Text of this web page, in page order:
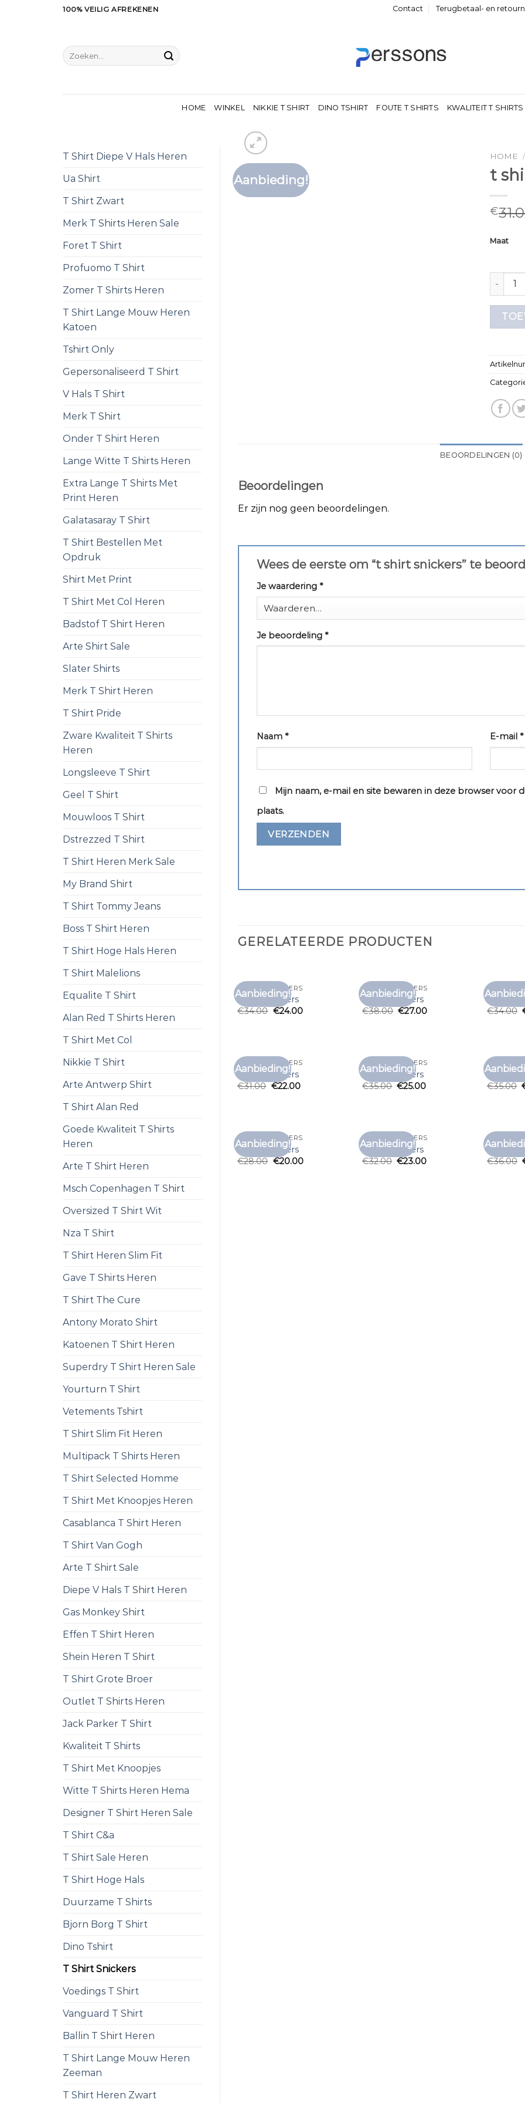
100% VEILIG AFREKENEN Contact Terugbetaal- en
Zoeken
naar:
HOME WINKEL NIKKIE T SHIRT DINO TSHIRT FOUTE T SHIRTS KWALITEIT T SHIRTS
T Shirt Diepe V Hals Heren
Ua Shirt
T Shirt Zwart
Merk T Shirts Heren Sale
Foret T Shirt
Profuomo T Shirt
Zomer T Shirts Heren
T Shirt Lange Mouw Heren
Katoen
Tshirt Only
Gepersonaliseerd T Shirt
V Hals T Shirt
Merk T Shirt
Onder T Shirt Heren
Lange Witte T Shirts Heren
Extra Lange T Shirts Met
Print Heren
Galatasaray T Shirt
T Shirt Bestellen Met
Opdruk
Shirt Met Print
T Shirt Met Col Heren
Badstof T Shirt Heren
Arte Shirt Sale
Slater Shirts
Merk T Shirt Heren
T Shirt Pride
Zware Kwaliteit T Shirts
Heren
Longsleeve T Shirt
Geel T Shirt
Mouwloos T Shirt
Dstrezzed T Shirt
T Shirt Heren Merk Sale
My Brand Shirt
T Shirt Tommy Jeans
Boss T Shirt Heren
T Shirt Hoge Hals Heren
T Shirt Malelions
Equalite T Shirt
Alan Red T Shirts Heren
T Shirt Met Col
Nikkie T Shirt
Arte Antwerp Shirt
T Shirt Alan Red
Goede Kwaliteit T Shirts
Heren
Arte T Shirt Heren
Msch Copenhagen T Shirt
Oversized T Shirt Wit
Nza T Shirt
T Shirt Heren Slim Fit
Gave T Shirts Heren
T Shirt The Cure
Antony Morato Shirt
Katoenen T Shirt Heren
Superdry T Shirt Heren Sale
Yourturn T Shirt
Vetements Tshirt
T Shirt Slim Fit Heren
Multipack T Shirts Heren
T Shirt Selected Homme
T Shirt Met Knoopjes Heren
Casablanca T Shirt Heren
T Shirt Van Gogh
Arte T Shirt Sale
Diepe V Hals T Shirt Heren
Gas Monkey Shirt
Effen T Shirt Heren
Shein Heren T Shirt
T Shirt Grote Broer
Outlet T Shirts Heren
Jack Parker T Shirt
Kwaliteit T Shirts
T Shirt Met Knoopjes
Witte T Shirts Heren Hema
Designer T Shirt Heren Sale
T Shirt C&a
T Shirt Sale Heren
T Shirt Hoge Hals
Duurzame T Shirts
Bjorn Borg T Shirt
Dino Tshirt
T Shirt Snickers
Voedings T Shirt
Vanguard T Shirt
Ballin T Shirt Heren
T Shirt Lange Mouw Heren
Zeeman
T Shirt Heren Zwart
Aanbieding!
HOME /
t
€
Maat
t shirt
BEOORDELINGEN (0)
Beoordelingen
Er zijn nog geen beoordelingen.
Wees de eerste om “t shirt snickers” te
Je waardering *
Je beoordeling *
Naam * E-mail*
Mijn naam, e-mail en site bewaren in deze browser voor
plaats.
GERELATEERDE PRODUCTEN
Aanbieding!
T SHIRT SNICKERS
t shirt snickers
€34.00 €24.00
Aanbieding!
T SHIRT SNICKERS
t shirt snickers
€38.00 €27.00
T SHIRT
t shirt
€34.00
Aanbieding!
T SHIRT SNICKERS
t shirt snickers
€31.00 €22.00
Aanbieding!
T SHIRT SNICKERS
t shirt snickers
€35.00 €25.00
T SHIRT
t shirt
€35.00
Aanbieding!
T SHIRT SNICKERS
t shirt snickers
€28.00 €20.00
Aanbieding!
T SHIRT SNICKERS
t shirt snickers
€32.00 €23.00
T SHIRT
t shirt
€36.00